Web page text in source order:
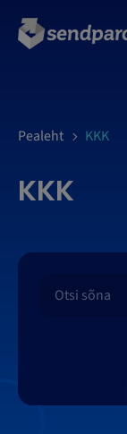
Pealeht KKK
KKK